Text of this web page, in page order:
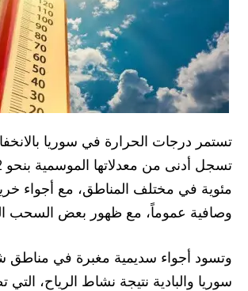
تستمر درجات الحرارة في سوريا
مئوية في مختلف المناطق، مع أجواء
وصافية عموماً، مع ظهور بعض السحب
وتسود أجواء سديمية مغبرة في
سوريا والبادية نتيجة نشاط الرياح،